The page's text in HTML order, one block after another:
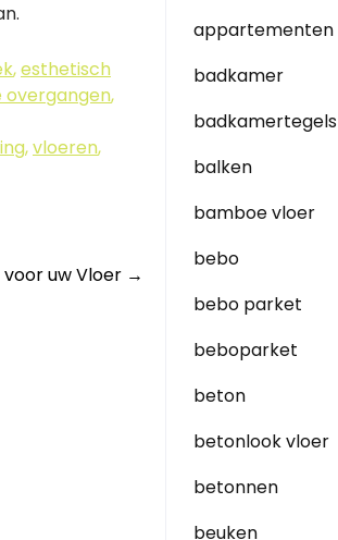
,esthetisch
overgangen,
,vloeren,
uw Vloer →
appartementen
badkamer
badkamertegels
balken
bamboe vloer
bebo
bebo parket
beboparket
beton
betonlook vloer
betonnen
beuken